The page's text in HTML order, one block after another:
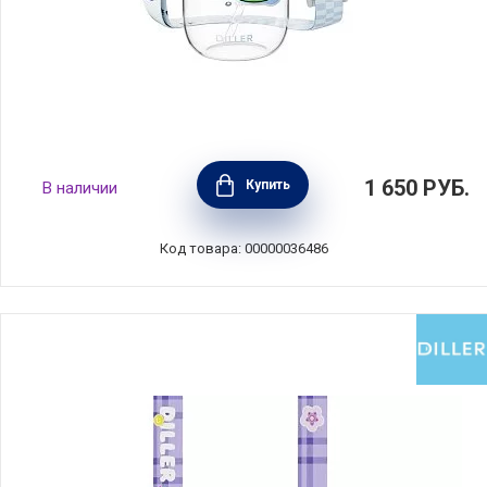
Бутылка для воды c переноской "Голубика",
объем 580 мл, материал тритан+силикон,
Diller, D2626-580_blue
В наличии Купить 1 650 РУБ.
Код товара: 00000036486